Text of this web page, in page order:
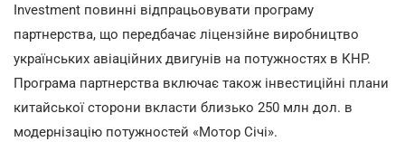
Investment повинні відпрацьовувати програму
партнерства, що передбачає ліцензійне виробництво
українських авіаційних двигунів на потужностях в КНР.
Програма партнерства включає також інвестиційні плани
китайської сторони вкласти близько 250 млн дол. в
модернізацію потужностей «Мотор Січі».